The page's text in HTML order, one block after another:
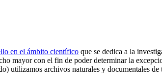
en el ámbito científico que se dedica a la
mayor con el fin de poder determinar la
utilizamos archivos naturales y documentales de